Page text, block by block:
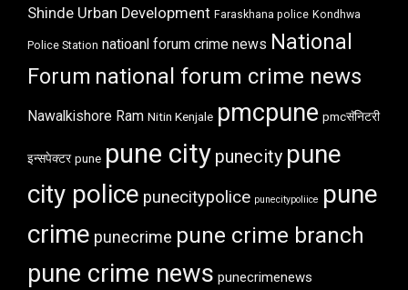
Shinde Urban Development Faraskhana police Kondhwa
Police Station natioanl forum crime news National
Forum national forum crime news
Nawalkishore Ram Nitin Kenjale pmcpune pmcसॅनिटरी
इन्सपेक्टर pune pune city punecity pune
city police punecitypolice punecitypoliice pune
crime punecrime pune crime branch
pune crime news punecrimenews